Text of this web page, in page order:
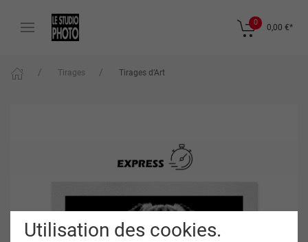
Utilisation des cookies.
0
0,00 €*
Tirages Tirages d’Art